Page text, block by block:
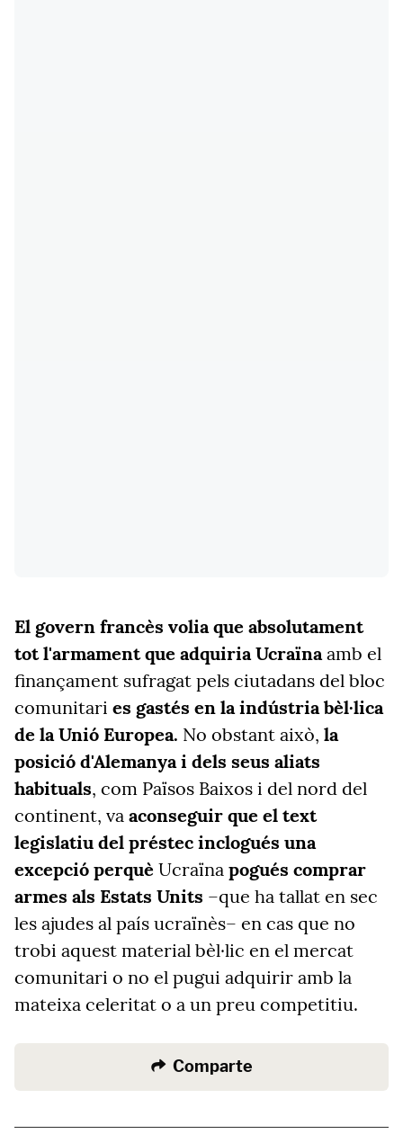
El govern francès volia que absolutament
tot l'armament que adquiria Ucraïnaamb el
finançament sufragat pels ciutadans del bloc
comunitari es gastés en la indústria bèl·lica
de la Unió Europea. No obstant això, la
posició d'Alemanya i dels seus aliats
habituals, com Països Baixos i del nord del
continent, va aconseguir que el text
legislatiu del préstec inclogués una
excepció perquè Ucraïna pogués comprar
armes als Estats Units –que ha tallat en sec
les ajudes al país ucraïnès– en cas que no
trobi aquest material bèl·lic en el mercat
comunitari o no el pugui adquirir amb la
mateixa celeritat o a un preu competitiu.
Comparte